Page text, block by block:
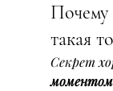
Почему
такая
Секрет
моментом